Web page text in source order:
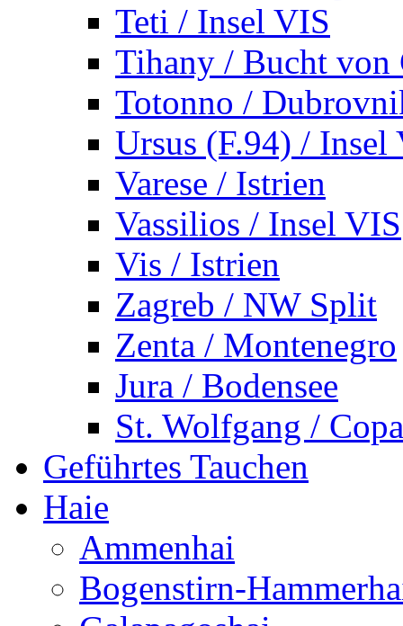
Teti / Insel VIS
Tihany / Bucht von
Totonno /
Ursus (F.94) / Insel
Varese / Istrien
Vassilios / Insel VIS
Vis / Istrien
Zagreb / NW Split
Zenta / Montenegro
Jura / Bodensee
St. Wolfgang /
Geführtes Tauchen
Haie
Ammenhai
Bogenstirn-